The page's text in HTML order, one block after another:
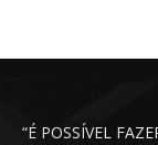
“É POSSÍVEL